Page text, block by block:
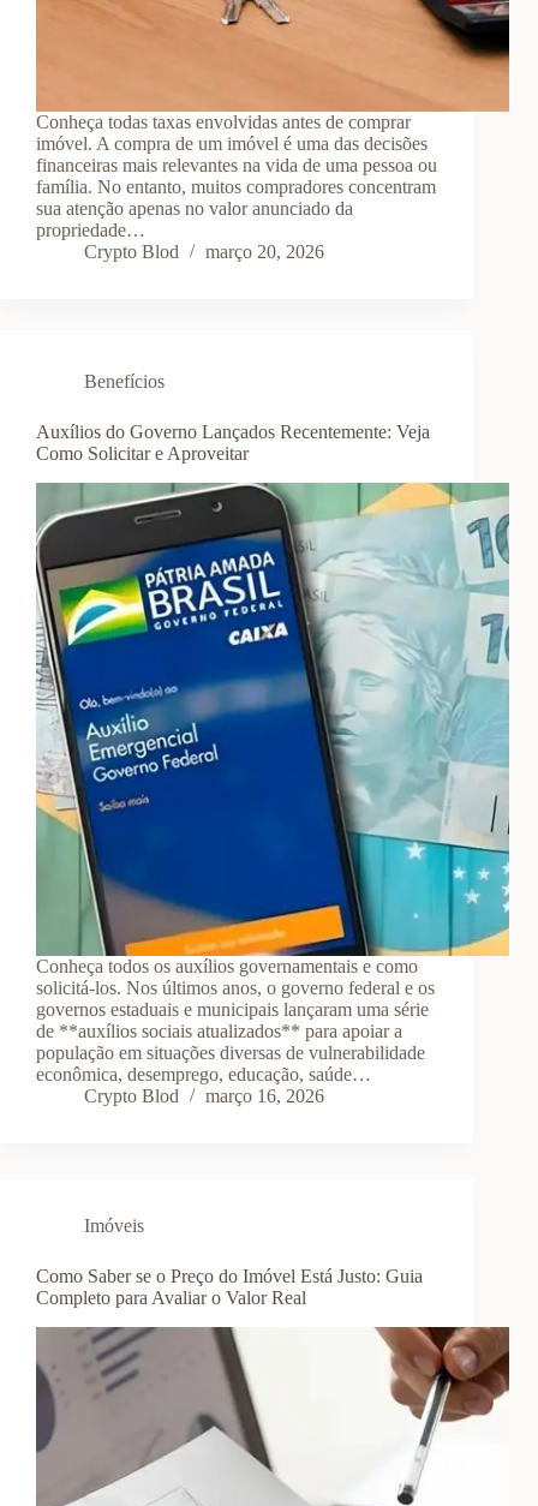
Conheça todas taxas envolvidas antes de comprar
imóvel. A compra de um imóvel é uma das decisões
financeiras mais relevantes na vida de uma pessoa ou
família. No entanto, muitos compradores concentram
sua atenção apenas no valor anunciado da
propriedade…
Crypto Blod
março 20, 2026
Benefícios
Auxílios do Governo Lançados Recentemente: Veja
Como Solicitar e Aproveitar
Conheça todos os auxílios governamentais e como
solicitá-los. Nos últimos anos, o governo federal e os
governos estaduais e municipais lançaram uma série
de **auxílios sociais atualizados** para apoiar a
população em situações diversas de vulnerabilidade
econômica, desemprego, educação, saúde…
Crypto Blod
março 16, 2026
Imóveis
Como Saber se o Preço do Imóvel Está Justo: Guia
Completo para Avaliar o Valor Real